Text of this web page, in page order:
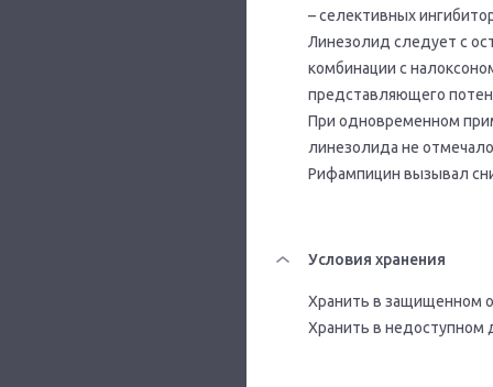
– селективных
Линезолид следует с
комбинации с
представляющего
При одновременном
линезолида не
Рифампицин вызывал
Условия хранения
Хранить в защищенном
Хранить в недоступном